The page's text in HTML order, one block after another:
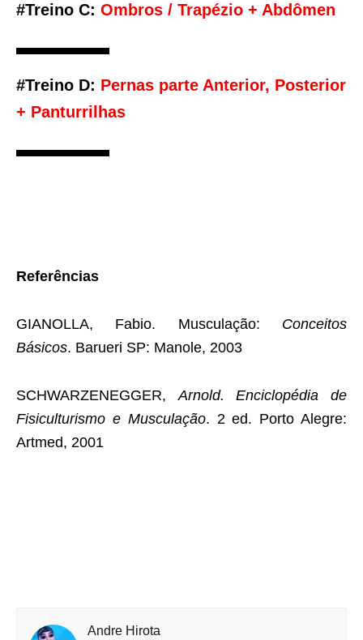
#Treino C: Ombros / Trapézio + Abdômen
#Treino D: Pernas parte Anterior, Posterior
+ Panturrilhas
Referências
GIANOLLA, Fabio. Musculação: Conceitos
Básicos. Barueri SP: Manole, 2003
SCHWARZENEGGER,Arnold. Enciclopédia de
Fisiculturismo e Musculação. 2 ed. Porto Alegre:
Artmed, 2001
Andre Hirota